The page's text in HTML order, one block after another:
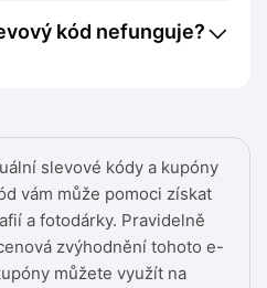
slevové kódy a kupóny
vám může pomoci získat
a fotodárky. Pravidelně
zvýhodnění tohoto e-
můžete využít na
kód nefunguje?